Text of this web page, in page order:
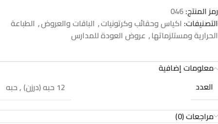
رمز المنتج:046
التصنيفات: اكياس وحقائب وكرتونيات, الباقات والعروض, الطباعة
الحرارية ومستلزماتها, عروض العودة للمدارس
معلومات إضافية
العدد
12 حبه (درزن) ,حبه
مراجعات (0)